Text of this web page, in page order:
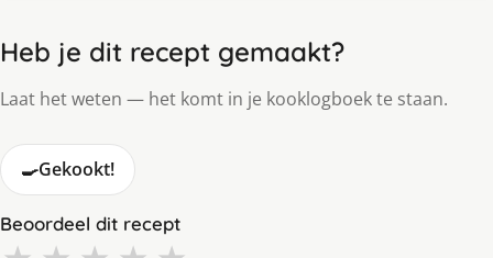
Heb je dit recept gemaakt?
Laat het weten — het komt in je kooklogboek te staan.
🍳Gekookt!
Beoordeel dit recept